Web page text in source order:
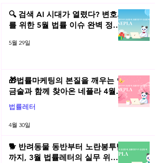
건 및 주의사항
🔍 검색 AI 시대가 열렸다? 변호사
를 위한 5월 법률 이슈 완벽 정리 |
5월 29일
🎁법률마케팅의 본질을 깨우는 연
금술과 함께 찾아온 네플라 4월
법률레터
법률레터
4월 30일
🐕 반려동물 동반부터 노란봉투법
까지, 3월 법률레터의 실무 위키